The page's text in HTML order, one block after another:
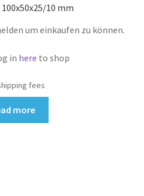
10 mm
um einkaufen zu können.
in here to shop
fees
more